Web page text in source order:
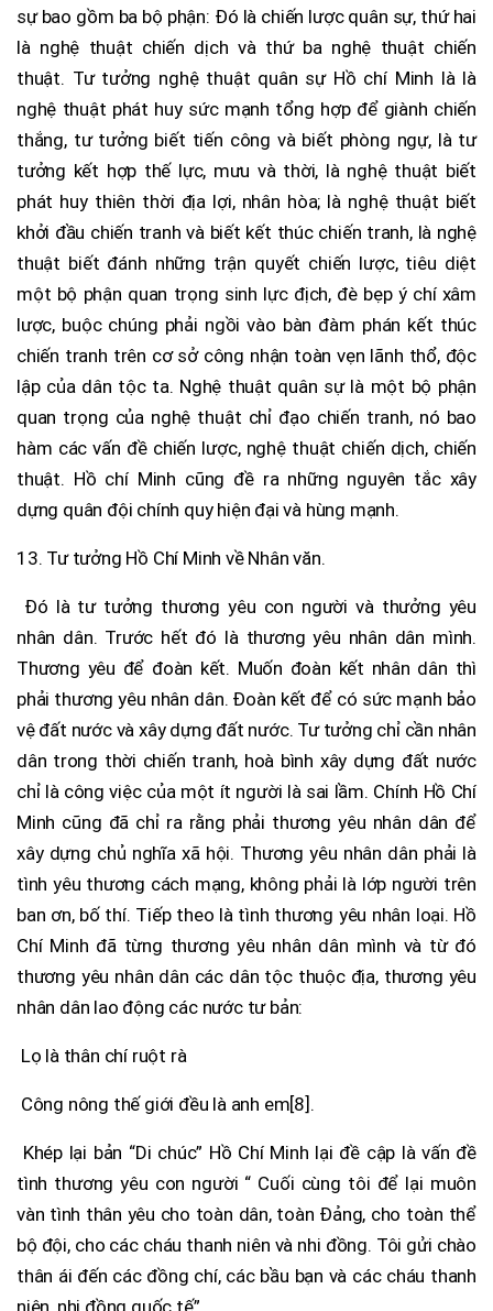
sự bao gồm ba bộ phận: Đó là chiến lược quân sự, thứ hai
là nghệ thuật chiến dịch và thứ ba nghệ thuật chiến
thuật. Tư tưởng nghệ thuật quân sự Hồ chí Minh là là
nghệ thuật phát huy sức mạnh tổng hợp để giành chiến
thắng, tư tưởng biết tiến công và biết phòng ngự, là tư
tưởng kết hợp thế lực, mưu và thời, là nghệ thuật biết
phát huy thiên thời địa lợi, nhân hòa; là nghệ thuật biết
khởi đầu chiến tranh và biết kết thúc chiến tranh, là nghệ
thuật biết đánh những trận quyết chiến lược, tiêu diệt
một bộ phận quan trọng sinh lực địch, đè bẹp ý chí xâm
lược, buộc chúng phải ngồi vào bàn đàm phán kết thúc
chiến tranh trên cơ sở công nhận toàn vẹn lãnh thổ, độc
lập của dân tộc ta. Nghệ thuật quân sự là một bộ phận
quan trọng của nghệ thuật chỉ đạo chiến tranh, nó bao
hàm các vấn đề chiến lược, nghệ thuật chiến dịch, chiến
thuật. Hồ chí Minh cũng đề ra những nguyên tắc xây
dựng quân đội chính quy hiện đại và hùng mạnh.
13. Tư tưởng Hồ Chí Minh về Nhân văn.
Đó là tư tưởng thương yêu con người và thưởng yêu
nhân dân. Trước hết đó là thương yêu nhân dân mình.
Thương yêu để đoàn kết. Muốn đoàn kết nhân dân thì
phải thương yêu nhân dân. Đoàn kết để có sức mạnh bảo
vệ đất nước và xây dựng đất nước. Tư tưởng chỉ cần nhân
dân trong thời chiến tranh, hoà bình xây dựng đất nước
chỉ là công việc của một ít người là sai lầm. Chính Hồ Chí
Minh cũng đã chỉ ra rằng phải thương yêu nhân dân để
xây dựng chủ nghĩa xã hội. Thương yêu nhân dân phải là
tình yêu thương cách mạng, không phải là lớp người trên
ban ơn, bố thí. Tiếp theo là tình thương yêu nhân loại. Hồ
Chí Minh đã từng thương yêu nhân dân mình và từ đó
thương yêu nhân dân các dân tộc thuộc địa, thương yêu
nhân dân lao động các nước tư bản:
Lọ là thân chí ruột rà
Công nông thế giới đều là anh em[8].
Khép lại bản “Di chúc” Hồ Chí Minh lại đề cập là vấn đề
tình thương yêu con người “ Cuối cùng tôi để lại muôn
vàn tình thân yêu cho toàn dân, toàn Đảng, cho toàn thể
bộ đội, cho các cháu thanh niên và nhi đồng. Tôi gửi chào
thân ái đến các đồng chí, các bầu bạn và các cháu thanh
niên, nhi đồng quốc tế”.